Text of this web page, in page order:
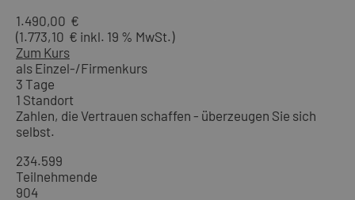
1.490,00 €
(1.773,10 € inkl. 19 % MwSt.)
Zum Kurs
als Einzel-/Firmenkurs
3 Tage
1 Standort
Zahlen, die Vertrauen schaffen - überzeugen Sie sich
selbst.
234.599
Teilnehmende
904